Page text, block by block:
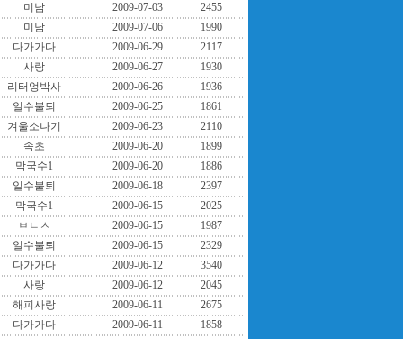
미남
2009-07-03
2455
미남
2009-07-06
1990
다가가다
2009-06-29
2117
사랑
2009-06-27
1930
리터엉박사
2009-06-26
1936
일수불퇴
2009-06-25
1861
겨울소나기
2009-06-23
2110
속초
2009-06-20
1899
막국수1
2009-06-20
1886
일수불퇴
2009-06-18
2397
막국수1
2009-06-15
2025
ㅂㄴㅅ
2009-06-15
1987
일수불퇴
2009-06-15
2329
다가가다
2009-06-12
3540
사랑
2009-06-12
2045
해피사랑
2009-06-11
2675
다가가다
2009-06-11
1858